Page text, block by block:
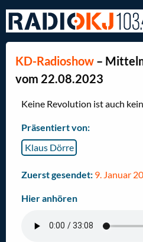
KD-Radioshow –
vom 22.08.2023
Keine Revolution ist auch
Präsentiert von:
Klaus Dörre
Zuerst gesendet: 9. Januar
Hier anhören